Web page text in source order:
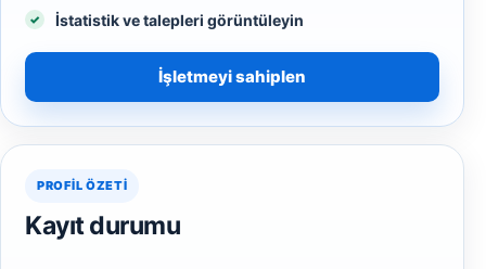
İstatistik ve talepleri görüntüleyin
İşletmeyi sahiplen
PROFIL ÖZETI
Kayıt durumu